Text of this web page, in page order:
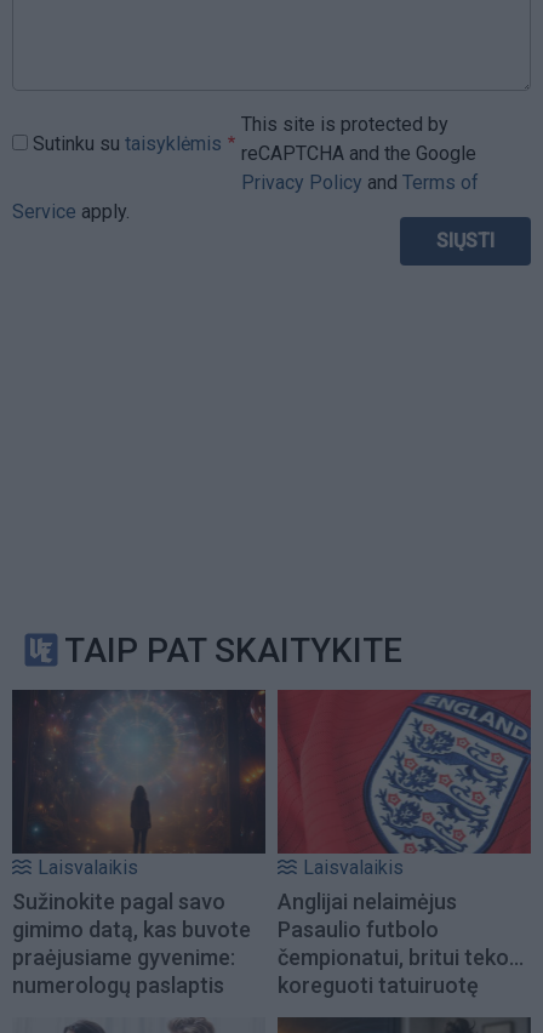
Sutinku su taisyklėmis
This site is protected by
reCAPTCHA and the Google
Privacy Policy and Terms of
Service apply.
TAIP PAT SKAITYKITE
Laisvalaikis
Sužinokite pagal savo
gimimo datą, kas buvote
praėjusiame gyvenime:
numerologų paslaptis
Laisvalaikis
Anglijai nelaimėjus
Pasaulio futbolo
čempionatui, britui teko...
koreguoti tatuiruotę